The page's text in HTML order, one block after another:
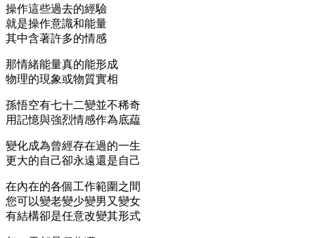
操作這些過去的經驗
就是操作意識和能量
其中含著許多的情感
那情緒能量真的能形成
物理的現象或物質實相
孫悟空有七十二變並不稀奇
用記憶與強烈情感作為底藴
變化成為曾經存在過的一生
更大的自己卻永遠還是自己
在內在的各個工作範圍之間
您可以變老變少變男又變女
有結構卻是任意改變其形式